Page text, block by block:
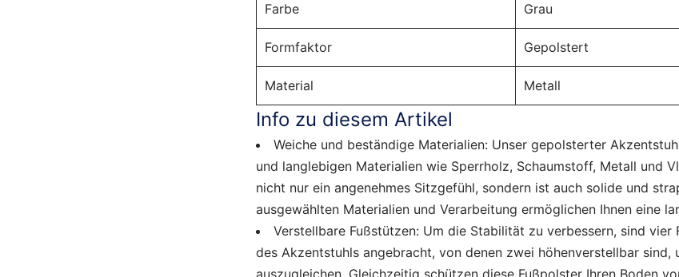
Farbe Grau
Formfaktor Gepolstert
Material Metall
Info zu diesem Artikel
Weiche und beständige Materialien: Unser gepolsterter
und langlebigen Materialien wie Sperrholz, Schaumstoff, Metall und
nicht nur ein angenehmes Sitzgefühl, sondern ist auch solide und
ausgewählten Materialien und Verarbeitung ermöglichen Ihnen eine
Verstellbare Fußstützen: Um die Stabilität zu verbessern, sind vier
des Akzentstuhls angebracht, von denen zwei höhenverstellbar sind,
auszugleichen. Gleichzeitig schützen diese Fußpolster Ihren Boden